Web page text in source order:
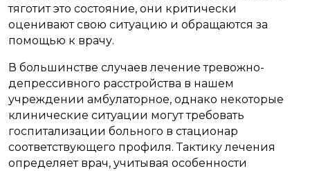
тяготит это состояние, они критически
оценивают свою ситуацию и обращаются за
помощью к врачу.
В большинстве случаев лечение тревожно-
депрессивного расстройства в нашем
учреждении амбулаторное, однако некоторые
клинические ситуации могут требовать
госпитализации больного в стационар
соответствующего профиля. Тактику лечения
определяет врач, учитывая особенности